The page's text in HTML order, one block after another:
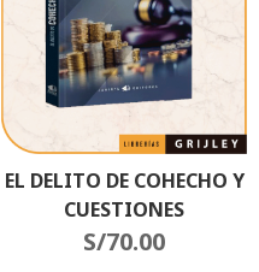
EL DELITO DE COHECHO Y
CUESTIONES
PROBATORIAS
S/70.00